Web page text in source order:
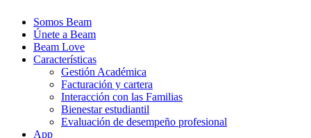
Somos Beam
Únete a Beam
Beam Love
Características
Gestión Académica
Facturación y cartera
Interacción con las Familias
Bienestar estudiantil
Evaluación de desempeño profesional
App